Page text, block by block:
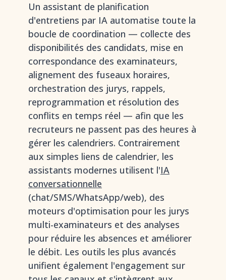
Un assistant de planification
d'entretiens par IA automatise toute la
boucle de coordination — collecte des
disponibilités des candidats, mise en
correspondance des examinateurs,
alignement des fuseaux horaires,
orchestration des jurys, rappels,
reprogrammation et résolution des
conflits en temps réel — afin que les
recruteurs ne passent pas des heures à
gérer les calendriers. Contrairement
aux simples liens de calendrier, les
assistants modernes utilisent l'IA
conversationnelle
(chat/SMS/WhatsApp/web), des
moteurs d'optimisation pour les jurys
multi-examinateurs et des analyses
pour réduire les absences et améliorer
le débit. Les outils les plus avancés
unifient également l'engagement sur